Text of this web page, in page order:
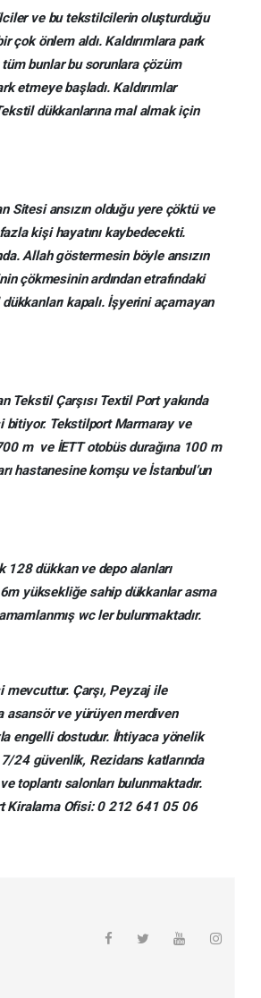
ve bu tekstilcilerin oluşturduğu
önlem aldı. Kaldırımlara park
tüm bunlar bu sorunlara çözüm
etmeye başladı. Kaldırımlar
dükkanlarına mal almak için
Sitesi ansızın olduğu yere çöktü ve
kişi hayatını kaybedecekti.
Allah göstermesin böyle ansızın
çökmesinin ardından etrafındaki
kapalı. İşyerini açamayan
Tekstil Çarşısı Textil Port yakında
bitiyor. Tekstilport Marmaray ve
m ve İETT otobüs durağına 100 m
hastanesine komşu ve İstanbul’un
128 dükkan ve depo alanları
yüksekliğe sahip dükkanlar asma
wc ler bulunmaktadır.
mevcuttur. Çarşı, Peyzaj ile
asansör ve yürüyen merdiven
engelli dostudur. İhtiyaca yönelik
24 güvenlik, Rezidans katlarında
toplantı salonları bulunmaktadır.
Kiralama Ofisi: 0 212 641 05 06